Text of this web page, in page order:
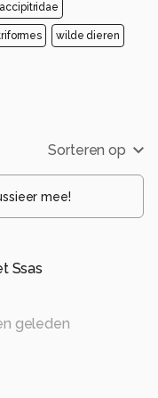
accipitridae
wilde dieren
Sorteren op
mee!
Ssas
geleden